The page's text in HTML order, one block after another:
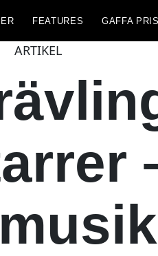
FEATURES GAFFA
ARTIKEL